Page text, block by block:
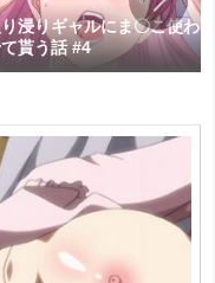
浸りギャルにま〇こ使わ
貰う話 #4